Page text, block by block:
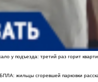
у подъезда: третий раз горит
жильцы сгоревшей парковки